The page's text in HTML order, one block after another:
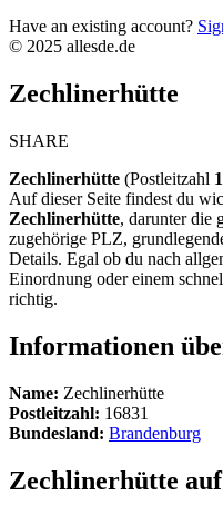
Have an existing account?
© 2025 allesde.de
Zechlinerhütte
SHARE
Zechlinerhütte (Postleitzahl
Auf dieser Seite findest du
Zechlinerhütte, darunter die
zugehörige PLZ,
Details. Egal ob du nach
Einordnung oder einem
richtig.
Informationen
Name: Zechlinerhütte
Postleitzahl: 16831
Bundesland: Brandenburg
Zechlinerhütte